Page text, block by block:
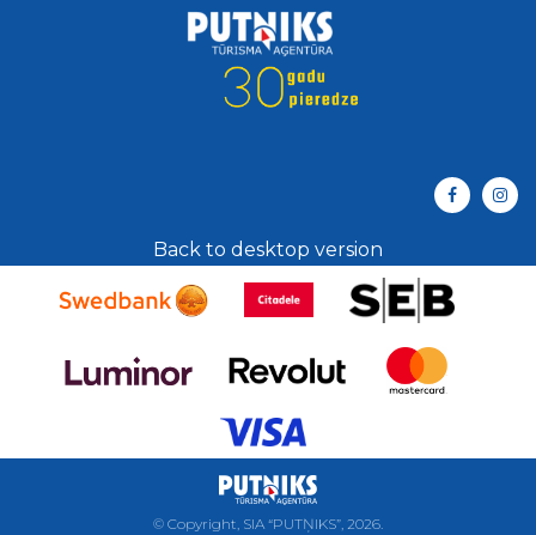
Back to desktop version
© Copyright, SIA “PUTŅIKS”, 2026.